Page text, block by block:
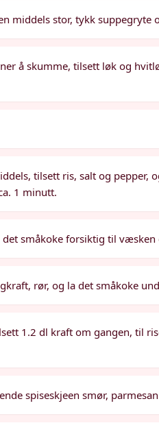
middels stor, tykk suppegryte
å skumme, tilsett løk og
tilsett ris, salt og
1 minutt.
det småkoke forsiktig til
rør, og la det småkoke
1.2 dl kraft om gangen, til
spiseskjeen smør,